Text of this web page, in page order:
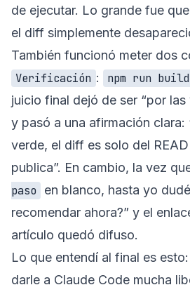
de ejecutar. Lo grande fue
el diff simplemente
También funcionó meter dos
Verificación : npm run build
juicio final dejó de ser “por
y pasó a una afirmación clara:
verde, el diff es solo del
publica”. En cambio, la vez
paso
en blanco, hasta yo
recomendar ahora?” y el
artículo quedó difuso.
Lo que entendí al final es
darle a Claude Code mucha